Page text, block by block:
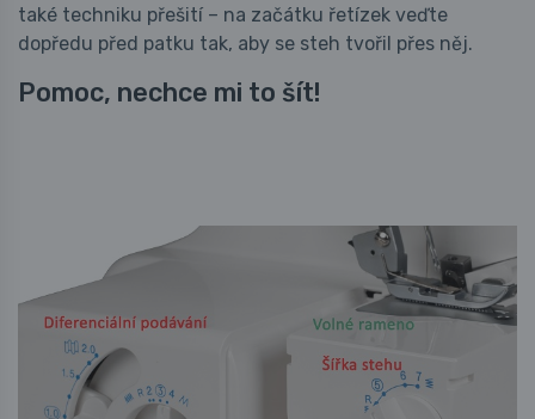
také techniku přešití – na začátku řetízek veďte
dopředu před patku tak, aby se steh tvořil přes něj.
Pomoc, nechce mi to šít!